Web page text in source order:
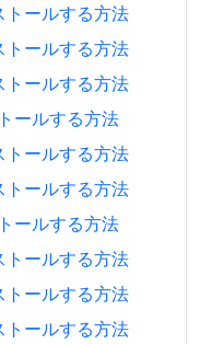
ールする方法
ールする方法
ールする方法
ールする方法
ールする方法
ールする方法
ールする方法
ールする方法
ールする方法
ールする方法